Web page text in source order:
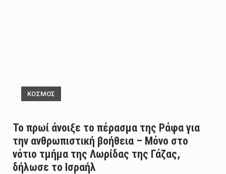
ΚΟΣΜΟΣ
Το πρωί άνοιξε το πέρασμα της Ράφα για
την ανθρωπιστική βοήθεια – Μόνο στο
νότιο τμήμα της Λωρίδας της Γάζας,
δήλωσε το Ισραήλ